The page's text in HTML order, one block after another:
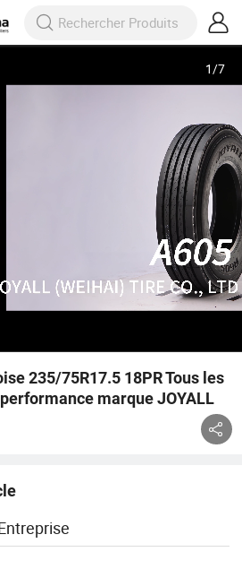
1/7
235/75R17.5 18PR Tous les
marque JOYALL